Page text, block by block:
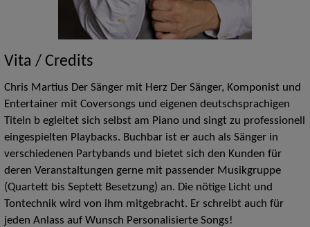
Vita / Credits
Chris Martius Der Sänger mit Herz Der Sänger, Komponist und
Entertainer mit Coversongs und eigenen deutschsprachigen
Titeln b egleitet sich selbst am Piano und singt zu professionell
eingespielten Playbacks. Buchbar ist er auch als Sänger in
verschiedenen Partybands und bietet sich den Kunden für
deren Veranstaltungen gerne mit passender Musikgruppe
(Quartett bis Septett Besetzung) an. Die nötige Licht und
Tontechnik wird von ihm mitgebracht. Er schreibt auch für
jeden Anlass auf Wunsch Personalisierte Songs!